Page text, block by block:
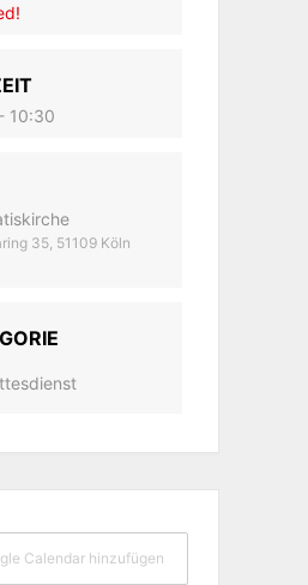
10:30
35, 51109 Köln
Calendar hinzufügen